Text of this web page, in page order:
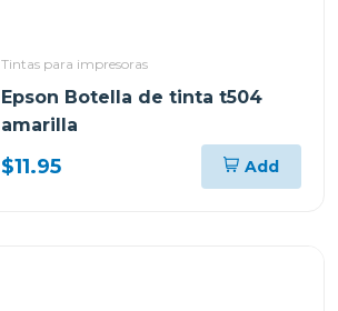
Tintas para impresoras
Epson Botella de tinta t504
amarilla
$11.95 Add